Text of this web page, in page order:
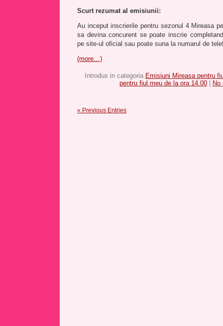
Scurt rezumat al emisiunii:
Au inceput inscrierile pentru sezonul 4 Mireasa
sa devina concurent se poate inscrie
pe site-ul oficial sau poate suna la numarul de
(more…)
Introdus in categoria Emisiuni Mireasa pentru
pentru fiul meu de la ora 14.00| No
« Previous Entries